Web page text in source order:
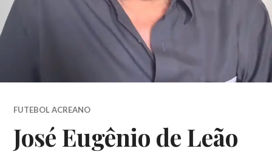
FUTEBOL ACREANO
José Eugênio de Leão